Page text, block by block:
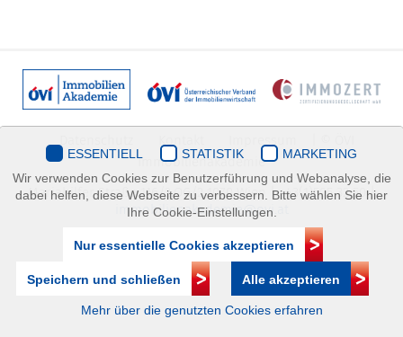
Immobilienakademie
Mariahilfer Straße 116/2.OG/2 1070 Wien | +43(1)505 32 50 |
immobilienakademie@ovi.at
ESSENTIELL STATISTIK
MARKETING
Wir verwenden Cookies zur Benutzerführung und Webanalyse, die
dabei helfen, diese Webseite zu verbessern. Bitte wählen Sie hier
Ihre Cookie-Einstellungen.
Nur essentielle Cookies akzeptieren
Speichern und schließen Alle akzeptieren
Mehr über die genutzten Cookies erfahren